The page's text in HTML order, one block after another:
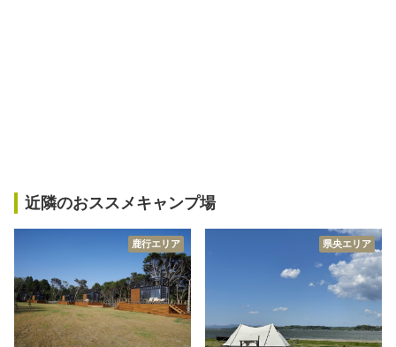
近隣のおススメキャンプ場
鹿行エリア 県央エリア